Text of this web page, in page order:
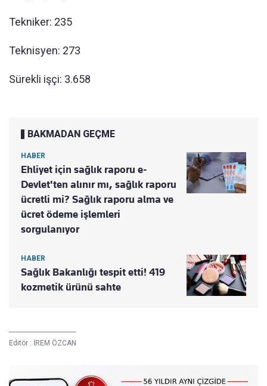
Tekniker: 235
Teknisyen: 273
Sürekli işçi: 3.658
BAKMADAN GEÇME
HABER
Ehliyet için sağlık raporu e-
Devlet'ten alınır mı, sağlık raporu
ücretli mi? Sağlık raporu alma ve
ücret ödeme işlemleri
sorgulanıyor
HABER
Sağlık Bakanlığı tespit etti! 419
kozmetik ürünü sahte
Editör : İREM ÖZCAN